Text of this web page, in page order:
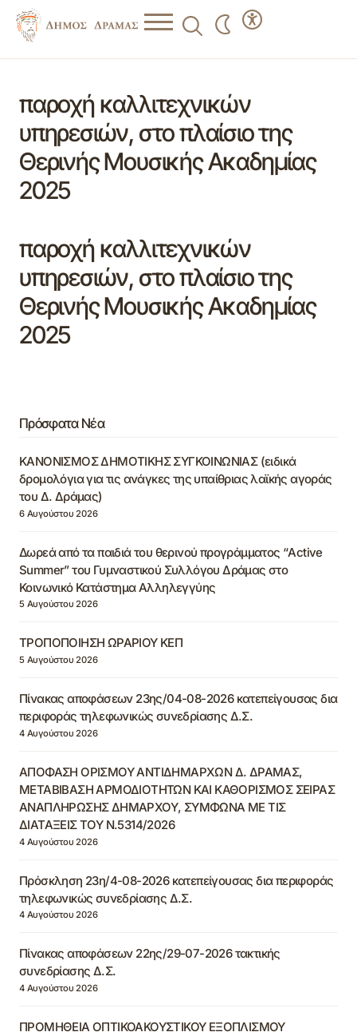
παροχή καλλιτεχνικών
υπηρεσιών, στο πλαίσιο της
Θερινής Μουσικής Ακαδημίας
2025
παροχή καλλιτεχνικών
υπηρεσιών, στο πλαίσιο της
Θερινής Μουσικής Ακαδημίας
2025
Πρόσφατα Νέα
ΚΑΝΟΝΙΣΜΟΣ ΔΗΜΟΤΙΚΗΣ ΣΥΓΚΟΙΝΩΝΙΑΣ (ειδικά
δρομολόγια για τις ανάγκες της υπαίθριας λαϊκής αγοράς
του Δ. Δράμας)
6 Αυγούστου 2026
Δωρεά από τα παιδιά του θερινού προγράμματος “Active
Summer” του Γυμναστικού Συλλόγου Δράμας στο
Κοινωνικό Κατάστημα Αλληλεγγύης
5 Αυγούστου 2026
ΤΡΟΠΟΠΟΙΗΣΗ ΩΡΑΡΙΟΥ ΚΕΠ
5 Αυγούστου 2026
Πίνακας αποφάσεων 23ης/04-08-2026 κατεπείγουσας δια
περιφοράς τηλεφωνικώς συνεδρίασης Δ.Σ.
4 Αυγούστου 2026
ΑΠΟΦΑΣΗ ΟΡΙΣΜΟΥ ΑΝΤΙΔΗΜΑΡΧΩΝ Δ. ΔΡΑΜΑΣ,
ΜΕΤΑΒΙΒΑΣΗ ΑΡΜΟΔΙΟΤΗΤΩΝ ΚΑΙ ΚΑΘΟΡΙΣΜΟΣ ΣΕΙΡΑΣ
ΑΝΑΠΛΗΡΩΣΗΣ ΔΗΜΑΡΧΟΥ, ΣΥΜΦΩΝΑ ΜΕ ΤΙΣ
ΔΙΑΤΑΞΕΙΣ ΤΟΥ Ν.5314/2026
4 Αυγούστου 2026
Πρόσκληση 23η/4-08-2026 κατεπείγουσας δια περιφοράς
τηλεφωνικώς συνεδρίασης Δ.Σ.
4 Αυγούστου 2026
Πίνακας αποφάσεων 22ης/29-07-2026 τακτικής
συνεδρίασης Δ.Σ.
4 Αυγούστου 2026
ΠΡΟΜΗΘΕΙΑ ΟΠΤΙΚΟΑΚΟΥΣΤΙΚΟΥ ΕΞΟΠΛΙΣΜΟΥ